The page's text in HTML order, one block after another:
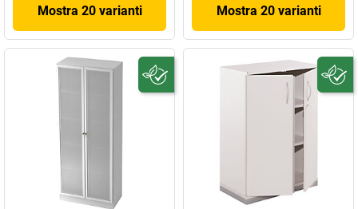
Mostra 20 varianti Mostra 20 varianti